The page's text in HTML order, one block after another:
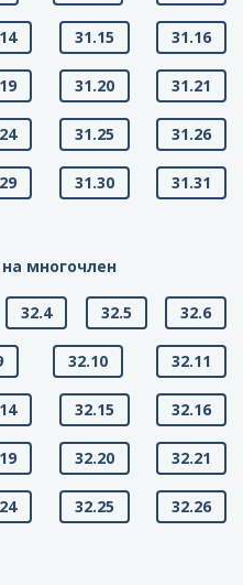
31.15 31.16
31.20 31.21
31.25 31.26
31.30 31.31
многочлен
32.4 32.5 32.6
32.10 32.11
32.15 32.16
32.20 32.21
32.25 32.26